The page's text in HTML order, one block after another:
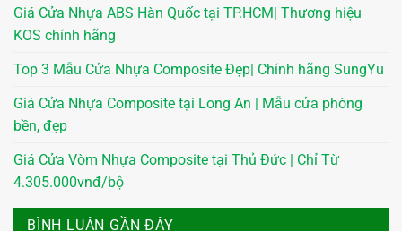
Giá Cửa Nhựa ABS Hàn Quốc tại TP.HCM| Thương hiệu
KOS chính hãng
Top 3 Mẫu Cửa Nhựa Composite Đẹp| Chính hãng SungYu
Giá Cửa Nhựa Composite tại Long An | Mẫu cửa phòng
bền, đẹp
Giá Cửa Vòm Nhựa Composite tại Thủ Đức | Chỉ Từ
4.305.000vnđ/bộ
BÌNH LUẬN GẦN ĐÂY